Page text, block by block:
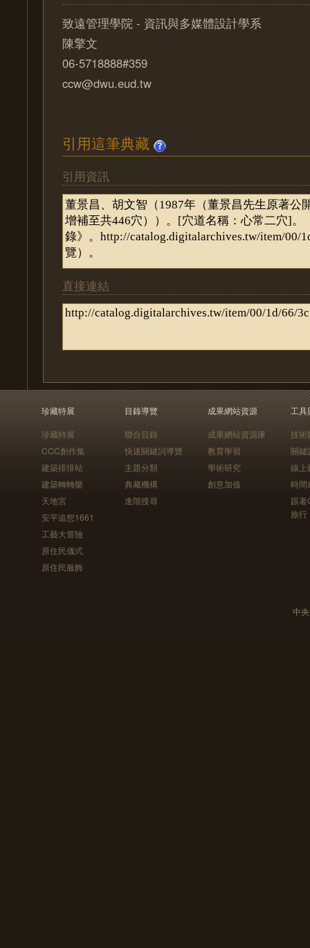
致遠管理學院 - 資訊與多媒體設計學系
陳擎文
06-5718888#359
ccw@dwu.eud.tw
引用這筆典藏
引用資訊
直接連結
珍藏特展
珍藏特展
CCC創作集
建築排排站
建築轉轉樂
天地宮
安平追想1661
工藝大冒險
原住民儀式
原住民服飾
目錄導覽
聯合目錄
快速關鍵詞導覽
主題分類
典藏機構
進階搜尋
成果網站資源
成果網站資源庫
教育學習
學術研究
創意加值
工具
技術
關鍵
線上
時間
跟
旅行
中